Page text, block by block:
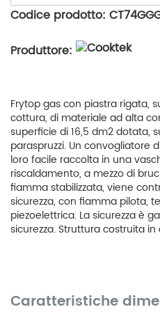
Codice prodotto:
Produttore:
Frytop gas con piastra rigata,
cottura, di materiale ad alta
superficie di 16,5 dm2 dotata,
paraspruzzi. Un convogliatore
loro facile raccolta in una
riscaldamento, a mezzo di
fiamma stabilizzata, viene
sicurezza, con fiamma pilota,
piezoelettrica. La sicurezza è
sicurezza. Struttura costruita in
Caratteristiche